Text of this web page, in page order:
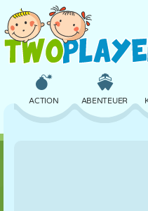
ACTION ABENTEUER